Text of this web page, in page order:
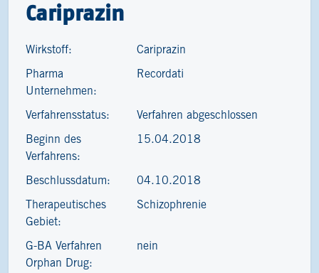
Cariprazin
Wirkstoff: Cariprazin
Pharma
Unternehmen:
Recordati
Verfahrensstatus: Verfahren abgeschlossen
Beginn des
Verfahrens:
15.04.2018
Beschlussdatum: 04.10.2018
Therapeutisches
Gebiet:
Schizophrenie
G-BA Verfahren
Orphan Drug:
nein